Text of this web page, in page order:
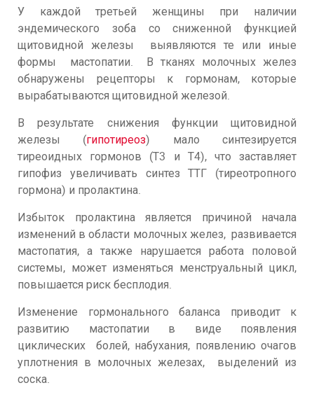
У каждой третьей женщины при наличии
эндемического зоба со сниженной функцией
щитовидной железы выявляются те или иные
формы мастопатии. В тканях молочных желез
обнаружены рецепторы к гормонам, которые
вырабатываются щитовидной железой.
В результате снижения функции щитовидной
железы (гипотиреоз) мало синтезируется
тиреоидных гормонов (Т3 и Т4), что заставляет
гипофиз увеличивать синтез ТТГ (тиреотропного
гормона) и пролактина.
Избыток пролактина является причиной начала
изменений в области молочных желез, развивается
мастопатия, а также нарушается работа половой
системы, может изменяться менструальный цикл,
повышается риск бесплодия.
Изменение гормонального баланса приводит к
развитию мастопатии в виде появления
циклических болей, набухания, появлению очагов
уплотнения в молочных железах, выделений из
соска.